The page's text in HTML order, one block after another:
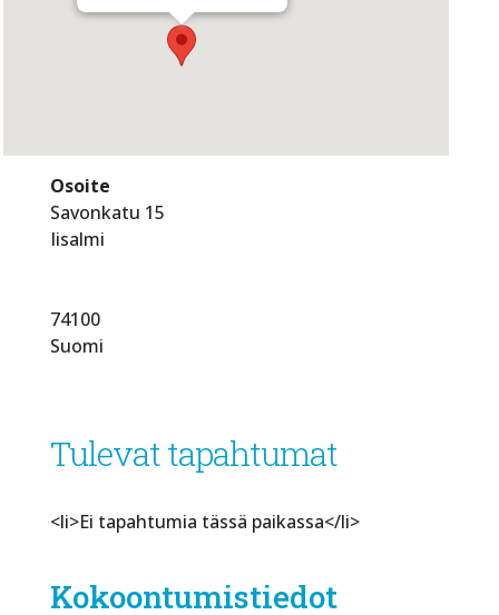
Osoite
Savonkatu 15
Iisalmi
74100
Suomi
Tulevat tapahtumat
<li>Ei tapahtumia tässä paikassa</li>
Kokoontumistiedot